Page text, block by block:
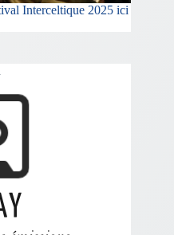
Interceltique 2025 ici